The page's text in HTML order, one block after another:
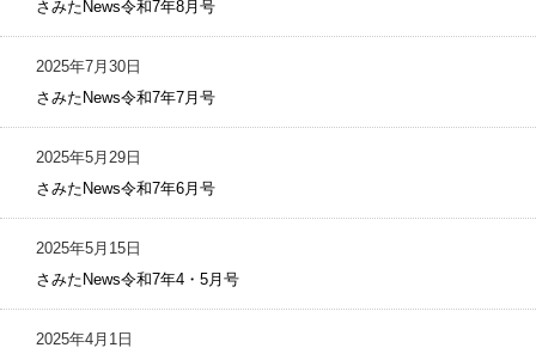
さみたNews令和7年8月号
2025年7月30日
さみたNews令和7年7月号
2025年5月29日
さみたNews令和7年6月号
2025年5月15日
さみたNews令和7年4・5月号
2025年4月1日